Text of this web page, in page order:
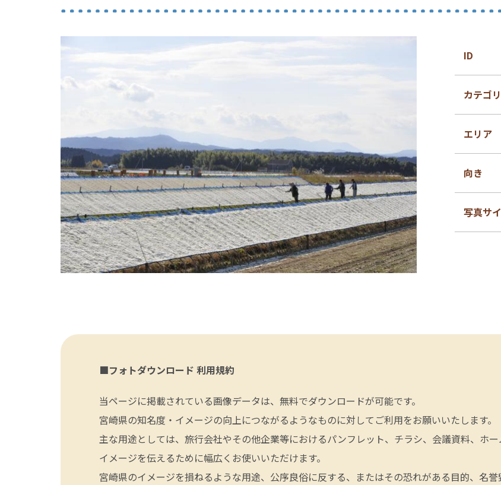
ID
カテゴリ
エリア
向き
写真サ
■フォトダウンロード 利用規約
当ページに掲載されている画像データは、無料でダウンロードが可能です。
宮崎県の知名度・イメージの向上につながるようなものに対してご利用をお願いいたします。
主な用途としては、旅行会社やその他企業等におけるパンフレット、チラシ、会議資料、ホ
イメージを伝えるために幅広くお使いいただけます。
宮崎県のイメージを損ねるような用途、公序良俗に反する、またはその恐れがある目的、名